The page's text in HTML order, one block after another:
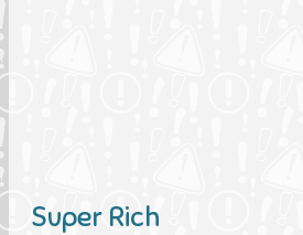
Super Rich